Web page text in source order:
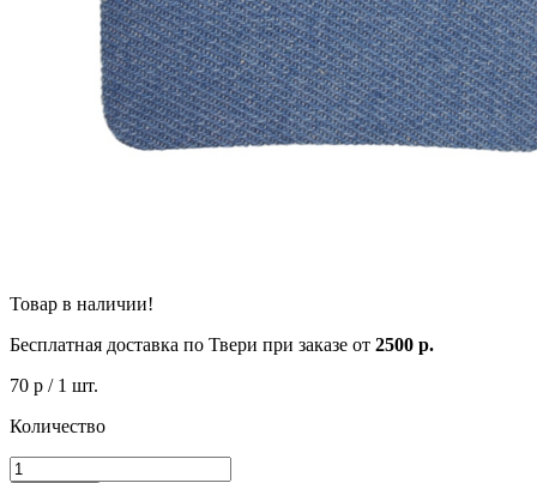
Товар в наличии!
Бесплатная доставка по Твери при заказе от 2500 р.
70 р / 1 шт.
Количество